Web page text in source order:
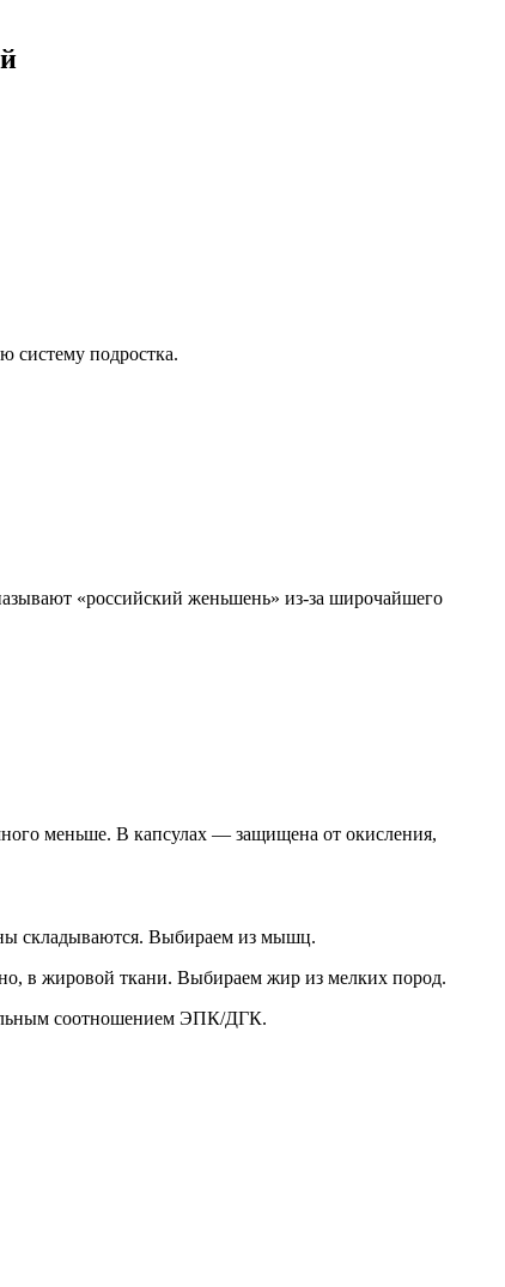
систему подростка.
«российский женьшень» из-за широчайшего
меньше. В капсулах — защищена от окисления,
складываются. Выбираем из мышц.
в жировой ткани. Выбираем жир из мелких пород.
соотношением ЭПК/ДГК.